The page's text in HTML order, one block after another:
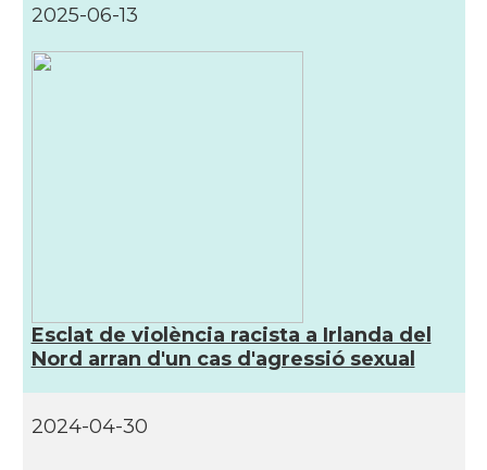
2025-06-13
Esclat de violència racista a Irlanda del
Nord arran d'un cas d'agressió sexual
2024-04-30